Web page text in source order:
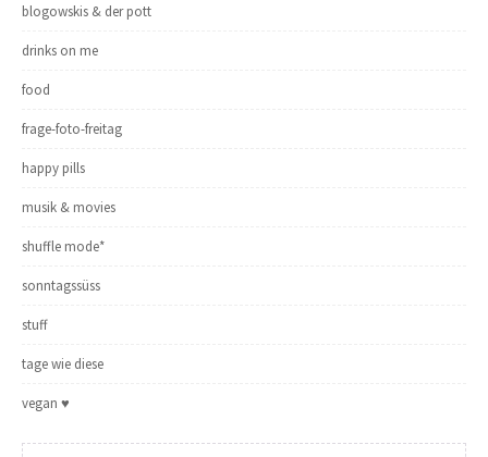
blogowskis & der pott
drinks on me
food
frage-foto-freitag
happy pills
musik & movies
shuffle mode*
sonntagssüss
stuff
tage wie diese
vegan ♥